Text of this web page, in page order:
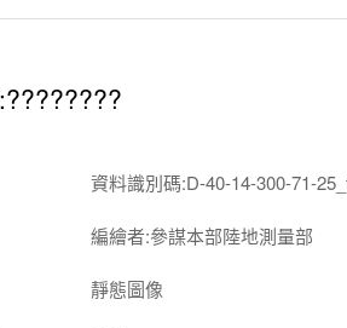
資料識別碼:D-40-14-300-71-
編繪者:參謀本部陸地測量部
靜態圖像